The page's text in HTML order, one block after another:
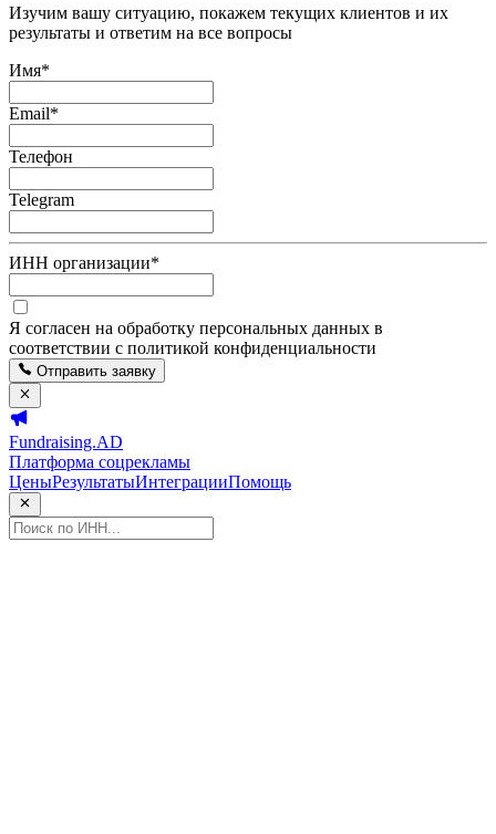
Изучим вашу ситуацию, покажем текущих клиентов и их
результаты и ответим на все вопросы
Имя*
Email*
Телефон
Telegram
ИНН организации*
Я согласен на обработку персональных данных в
соответствии с политикой конфиденциальности
Отправить заявку
Fundraising.AD
Платформа соцрекламы
ЦеныРезультатыИнтеграцииПомощь